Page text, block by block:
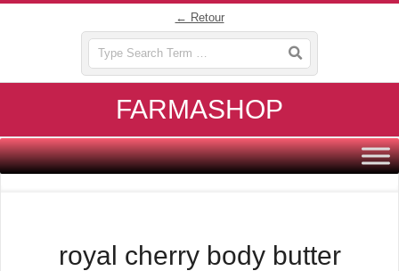
← Retour
FARMASHOP
Primary
Navigation
royal cherry body butter